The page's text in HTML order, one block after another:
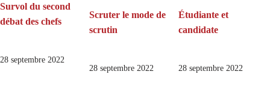
Survol du second
débat des chefs
28 septembre 2022
Scruter le mode de
scrutin
28 septembre 2022
Étudiante et
candidate
28 septembre 2022